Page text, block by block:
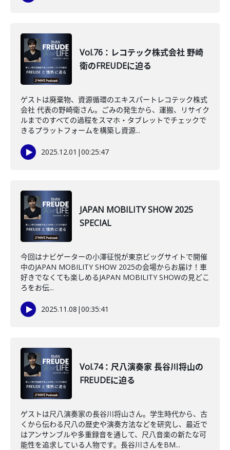
Vol.76：レコテック株式会社 野崎
衛のFREUDEに迫る
ゲストは廃棄物、資源循環のエキスパートレコテック株式
会社 代表の野崎衛さん。ごみの発生から、運搬、リサイク
ルまでのすべての過程をスマホ・タブレットでチェックで
きるプラットフォームを構築し資源...
2025.12.01 |00:25:47
JAPAN MOBILITY SHOW 2025
SPECIAL
今回はナビゲーターの小澤征悦が東京ビッグサイトで開催
中のJAPAN MOBILITY SHOW 2025の会場からお届け！車
好きでなくても楽しめるJAPAN MOBILITY SHOWの見どこ
ろをお伝...
2025.11.08 |00:35:41
Vol.74：尺八演奏家 長谷川将山の
FREUDEに迫る
ゲストは尺八演奏家の長谷川将山さん。学生時代から、古
くから伝わる尺八の歴史や演奏方法などを研究し、最近で
はアンサンブルや多重録音を通して、尺八音楽の新たな可
能性を追求している人物です。長谷川さんをBM...